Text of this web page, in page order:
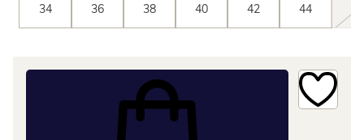
34 36 38 40 42 44